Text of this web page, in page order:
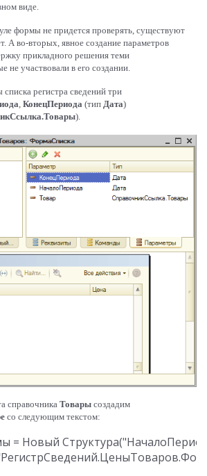
виде.
формы не придется проверять, существуют
А во-вторых, явное создание параметров
прикладного решения теми
не участвовали в его создании.
регистра сведений три
, КонецПериода (тип Дата)
).
справочника Товары создадим
со следующим текстом:
Новый